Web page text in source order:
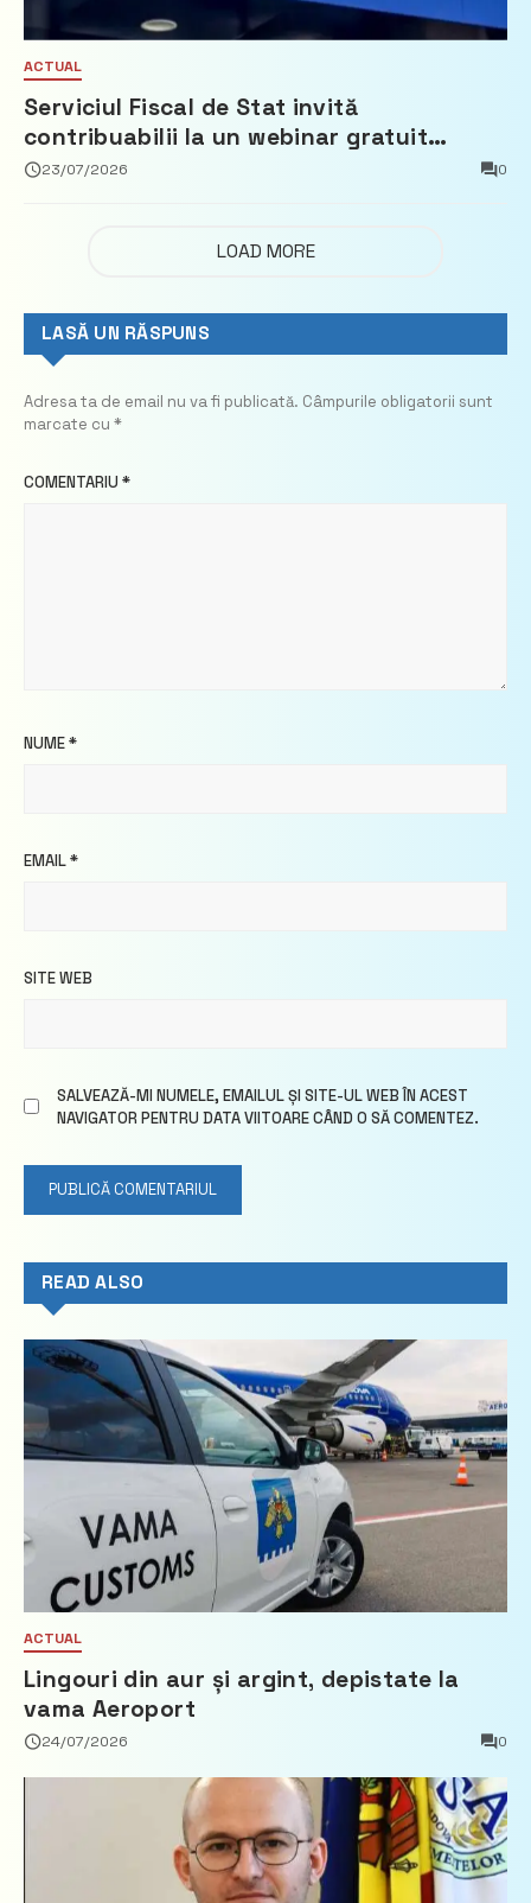
ACTUAL
Serviciul Fiscal de Stat invită
contribuabilii la un webinar gratuit
privind calculul impozitului pe bunurile
23/07/2026 0
LOAD MORE
LASĂ UN RĂSPUNS
Adresa ta de email nu va fi publicată. Câmpurile obligatorii sunt
marcate cu *
COMENTARIU *
NUME*
EMAIL*
SITE WEB
SALVEAZĂ-MI NUMELE, EMAILUL ȘI SITE-UL WEB ÎN ACEST
NAVIGATOR PENTRU DATA VIITOARE CÂND O SĂ COMENTEZ.
READ ALSO
ACTUAL
Lingouri din aur și argint, depistate la
vama Aeroport
24/07/2026 0